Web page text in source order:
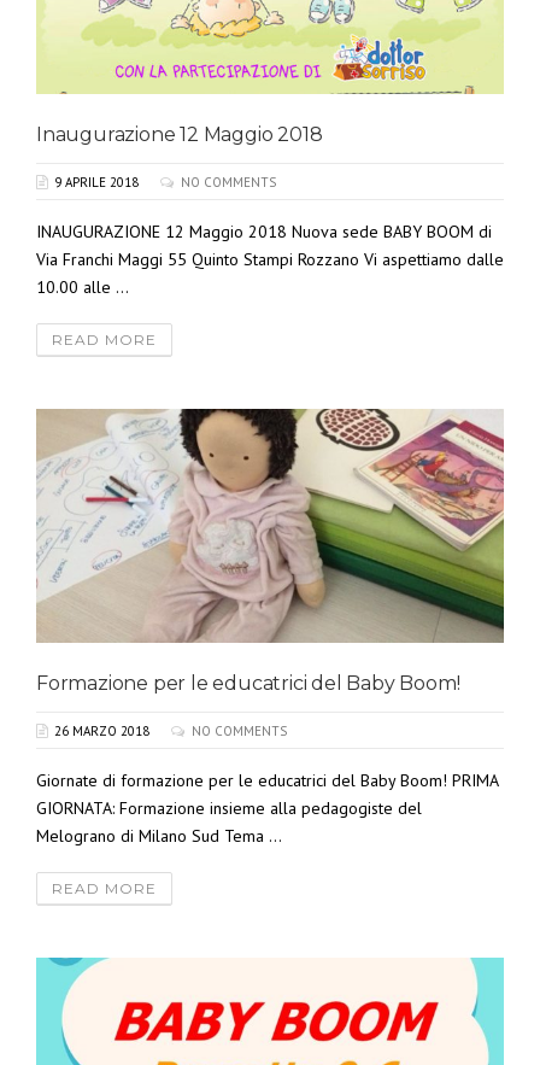
Inaugurazione 12 Maggio 2018
9 APRILE 2018 NO COMMENTS
INAUGURAZIONE 12 Maggio 2018 Nuova sede BABY BOOM di
Via Franchi Maggi 55 Quinto Stampi Rozzano Vi aspettiamo dalle
10.00 alle ...
READ MORE
Formazione per le educatrici del Baby Boom!
26 MARZO 2018 NO COMMENTS
Giornate di formazione per le educatrici del Baby Boom! PRIMA
GIORNATA: Formazione insieme alla pedagogiste del
Melograno di Milano Sud Tema ...
READ MORE